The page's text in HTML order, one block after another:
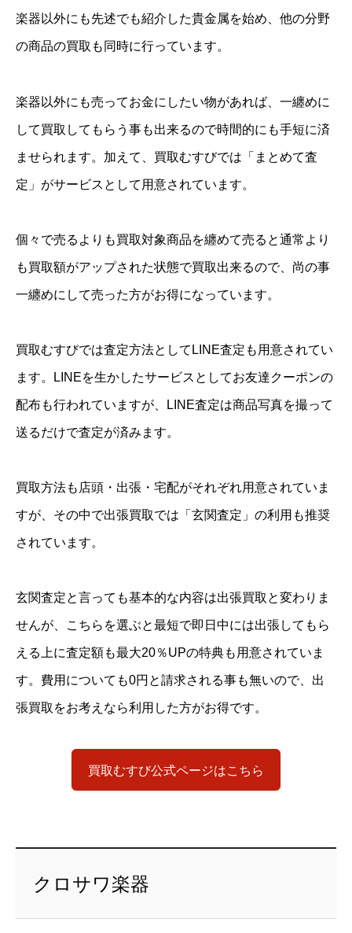
楽器以外にも先述でも紹介した貴金属を始め、他の分野
の商品の買取も同時に行っています。
楽器以外にも売ってお金にしたい物があれば、一纏めに
して買取してもらう事も出来るので時間的にも手短に済
ませられます。加えて、買取むすびでは「まとめて査
定」がサービスとして用意されています。
個々で売るよりも買取対象商品を纏めて売ると通常より
も買取額がアップされた状態で買取出来るので、尚の事
一纏めにして売った方がお得になっています。
買取むすびでは査定方法としてLINE査定も用意されてい
ます。LINEを生かしたサービスとしてお友達クーポンの
配布も行われていますが、LINE査定は商品写真を撮って
送るだけで査定が済みます。
買取方法も店頭・出張・宅配がそれぞれ用意されていま
すが、その中で出張買取では「玄関査定」の利用も推奨
されています。
玄関査定と言っても基本的な内容は出張買取と変わりま
せんが、こちらを選ぶと最短で即日中には出張してもら
える上に査定額も最大20％UPの特典も用意されていま
す。費用についても0円と請求される事も無いので、出
張買取をお考えなら利用した方がお得です。
買取むすび公式ページはこちら
クロサワ楽器